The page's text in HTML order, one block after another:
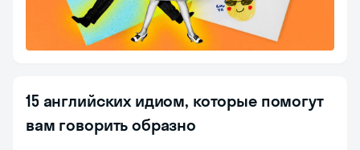
15 английских идиом, которые помогут
вам говорить образно